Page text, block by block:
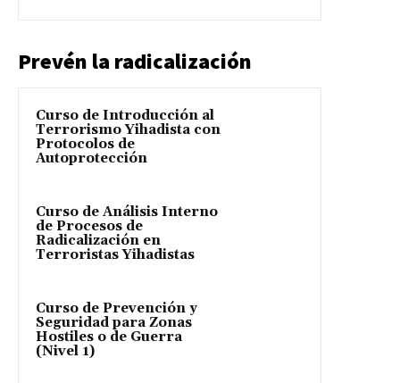
Prevén la radicalización
Curso de Introducción al
Terrorismo Yihadista con
Protocolos de
Autoprotección
Curso de Análisis Interno
de Procesos de
Radicalización en
Terroristas Yihadistas
Curso de Prevención y
Seguridad para Zonas
Hostiles o de Guerra
(Nivel 1)